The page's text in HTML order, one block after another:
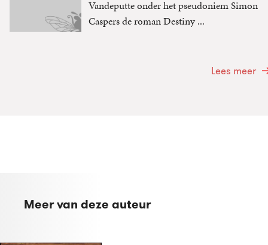
Vandeputte onder het pseudoniem Simon
Caspers de roman Destiny ...
Lees meer
Meer van deze auteur